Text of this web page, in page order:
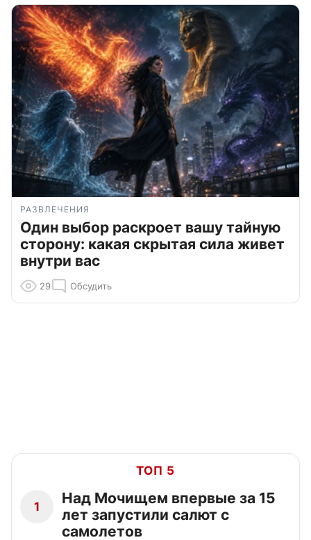
РАЗВЛЕЧЕНИЯ
Один выбор раскроет вашу тайную
сторону: какая скрытая сила живет
внутри вас
29 Обсудить
ТОП 5
1
Над Мочищем впервые за 15
лет запустили салют с
самолетов